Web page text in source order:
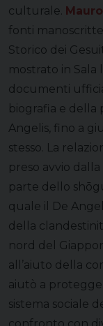
culturale.
fonti manoscritte
Storico dei
mostrato in Sala
documenti
biografia e della
Angelis, fino a
stesso. La
preso avvio
parte dello
quale il De
della
nord del
all’aiuto della
aiutò a
sistema sociale
confronto con